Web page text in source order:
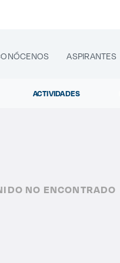
ASPIRANTES
ACTIVIDADES
NO ENCONTRADO